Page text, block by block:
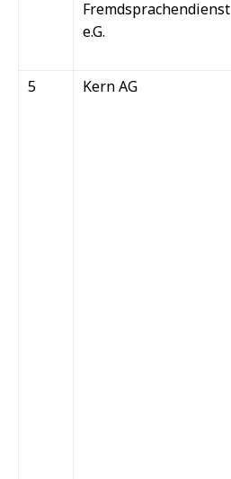
Fremdsprachendienst
e.G.
5
Kern AG